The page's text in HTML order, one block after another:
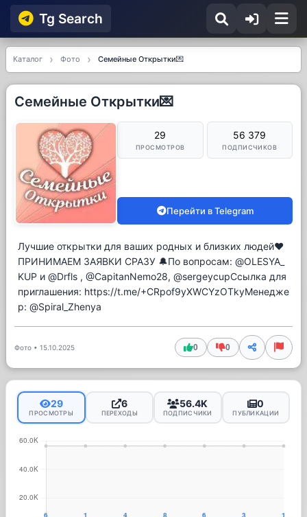
Tg Searсh
Каталог Фото Семейные Открытки💌
Семейные Открытки💌
29
ПРОСМОТРОВ
56 379
ПОДПИСЧИКОВ
Перейти в Telegram
Лучшие открытки для ваших родных и близких людей❤️
ПРИНИМАЕМ ЗАЯВКИ СРАЗУ 🔔По вопросам: @OLESYA_
KUP и @Drfls , @CapitanNemo28, @sergeycupСсылка для
приглашения: https://t.me/+CRpof9yXWCYzOTkyМенедже
р: @Spiral_Zhenya
Фото • 15.10.2025 0 0
29
ПРОСМОТРЫ
6
ПЕРЕХОДЫ
56.4K
ПОДПИСЧИКИ
0
ПУБЛИКАЦИИ